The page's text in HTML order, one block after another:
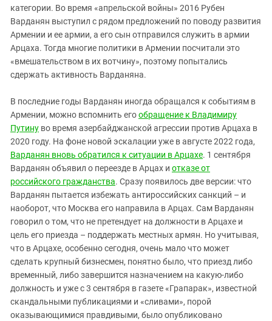
категории. Во время «апрельской войны» 2016 Рубен
Варданян выступил с рядом предложений по поводу развития
Армении и ее армии, а его сын отправился служить в армии
Арцаха. Тогда многие политики в Армении посчитали это
«вмешательством в их вотчину», поэтому попытались
сдержать активность Варданяна.
В последние годы Варданян иногда обращался к событиям в
Армении, можно вспомнить егообращение к Владимиру
Путину во время азербайджанской агрессии против Арцаха в
2020 году. На фоне новой эскалации уже в августе 2022 года,
Варданян вновь обратился к ситуации в Арцахе. 1 сентября
Варданян объявил о переезде в Арцах и отказе от
российского гражданства. Сразу появилось две версии: что
Варданян пытается избежать антироссийских санкций – и
наоборот, что Москва его направила в Арцах. Сам Варданян
говорил о том, что не претендует на должности в Арцахе и
цель его приезда – поддержать местных армян. Но учитывая,
что в Арцахе, особенно сегодня, очень мало что может
сделать крупный бизнесмен, понятно было, что приезд либо
временный, либо завершится назначением на какую-либо
должность и уже с 3 сентября в газете «Грапарак», известной
скандальными публикациями и «сливами», порой
оказывающимися правдивыми, было опубликовано